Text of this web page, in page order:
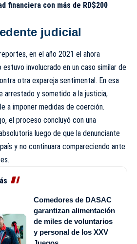
financiera con más de RD$200
judicial
en el año 2021 el ahora
estuvo involucrado en un caso similar de
otra expareja sentimental. En esa
arrestado y sometido a la justicia,
a imponer medidas de coerción.
el proceso concluyó con una
luego de que la denunciante
y no continuara compareciendo ante
Comedores de DASAC
garantizan alimentación
de miles de voluntarios
y personal de los XXV